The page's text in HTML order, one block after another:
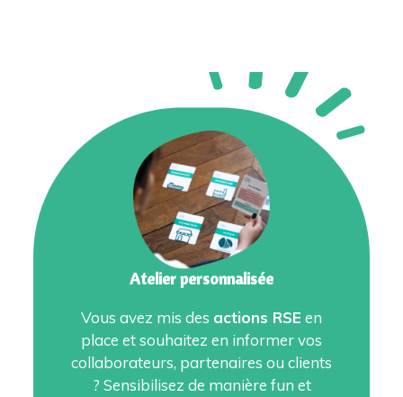
Atelier personnalisée
Vous avez mis des actions RSE en
place et souhaitez en informer vos
collaborateurs, partenaires ou clients
? Sensibilisez de manière fun et